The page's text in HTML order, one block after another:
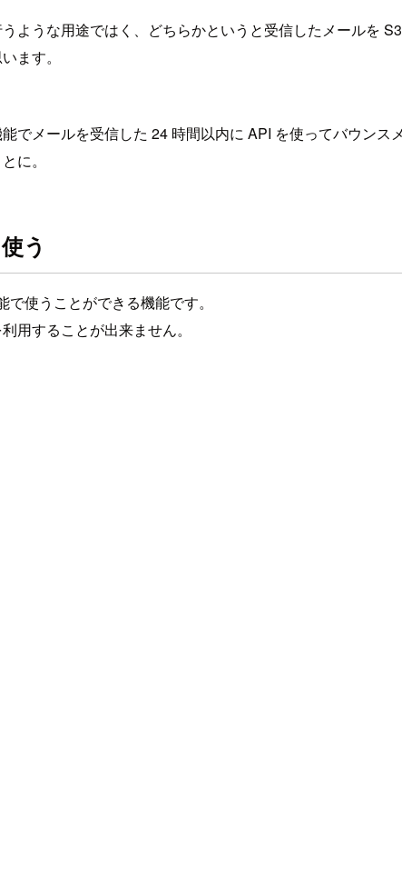
ような用途ではく、どちらかというと受信したメールを
ます。
でメールを受信した 24 時間以内に API を使ってバウン
に。
う
使うことができる機能です。
用することが出来ません。